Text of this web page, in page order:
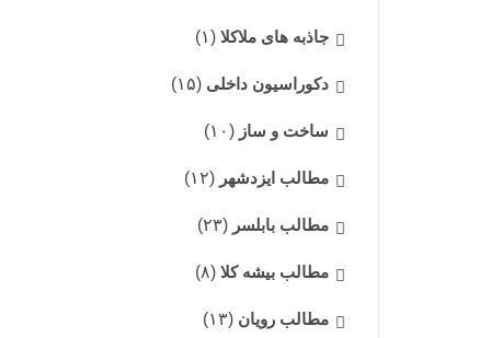
جاذبه های ملاکلا (۱)
دکوراسیون داخلی (۱۵)
ساخت و ساز (۱۰)
مطالب ایزدشهر (۱۲)
مطالب بابلسر (۲۳)
مطالب بیشه کلا (۸)
مطالب رویان (۱۳)